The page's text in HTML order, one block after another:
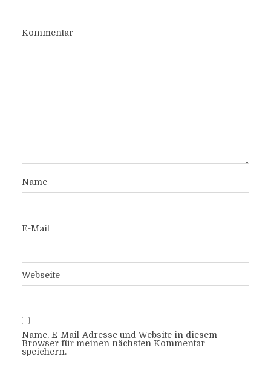
Kommentar
Name
E-Mail
Webseite
Name, E-Mail-Adresse und Website in diesem
Browser für meinen nächsten Kommentar
speichern.